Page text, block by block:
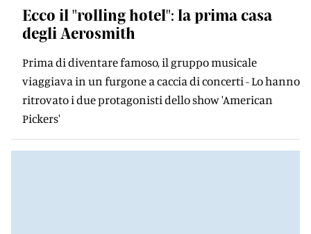
Ecco il "rolling hotel": la prima casa
degli Aerosmith
Prima di diventare famoso, il gruppo musicale
viaggiava in un furgone a caccia di concerti - Lo hanno
ritrovato i due protagonisti dello show 'American
Pickers'